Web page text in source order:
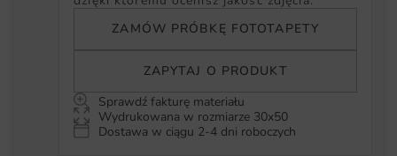
ZAMÓW PRÓBKĘ FOTOTAPETY
ZAPYTAJ O PRODUKT
Sprawdź fakturę materiału
Wydrukowana w rozmiarze 30x50
Dostawa w ciągu 2-4 dni roboczych